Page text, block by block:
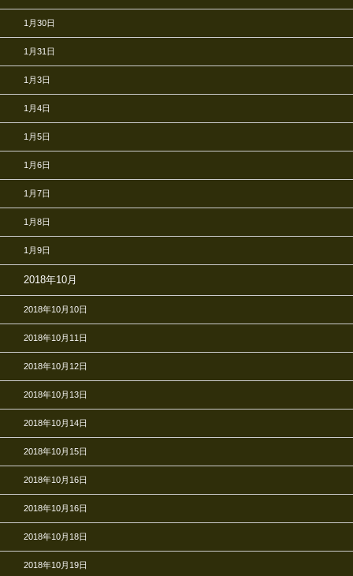
1月30日
1月31日
1月3日
1月4日
1月5日
1月6日
1月7日
1月8日
1月9日
2018年10月
2018年10月10日
2018年10月11日
2018年10月12日
2018年10月13日
2018年10月14日
2018年10月15日
2018年10月16日
2018年10月16日
2018年10月18日
2018年10月19日